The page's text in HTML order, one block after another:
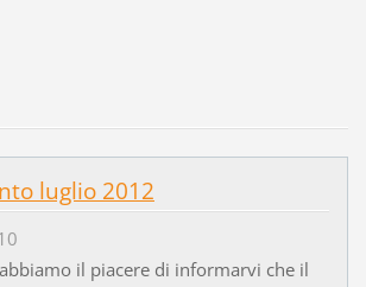
luglio 2012
il piacere di informarvi che il